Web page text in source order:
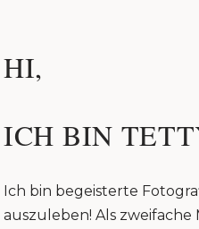
HI,
ICH BIN
Ich bin begeisterte
auszuleben! Als